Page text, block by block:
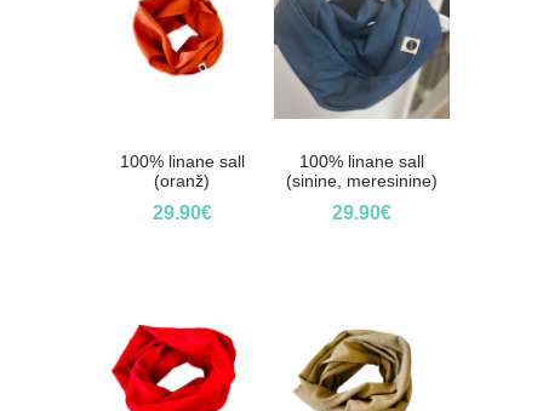
100% linane sall
(oranž)
29.90€
100% linane sall
(sinine, meresinine)
29.90€